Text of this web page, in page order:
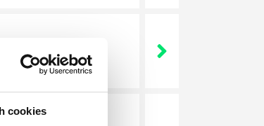
cookies
mechanizmów